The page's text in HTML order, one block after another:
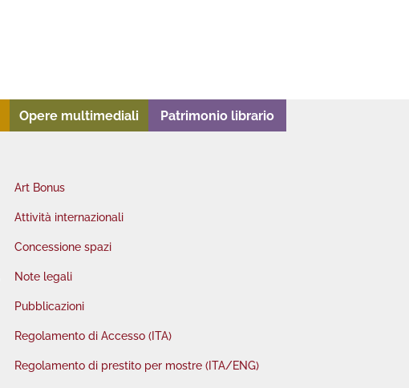
Opere multimediali Patrimonio librario
Art Bonus
Attività internazionali
Concessione spazi
Note legali
Pubblicazioni
Regolamento di Accesso (ITA)
Regolamento di prestito per mostre (ITA/ENG)